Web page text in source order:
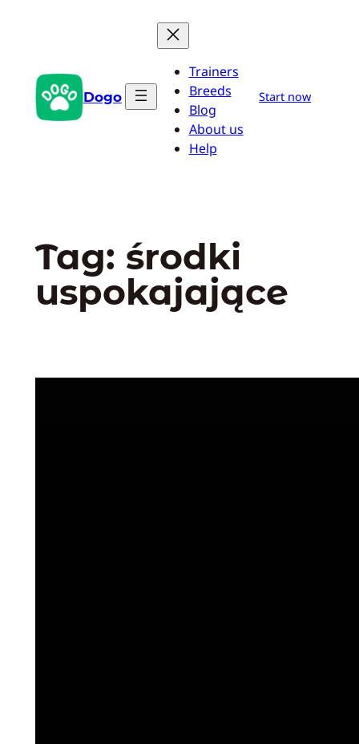
Dogo
Trainers
Breeds
Blog
About us
Help
Start now
Tag: środki
uspokajające